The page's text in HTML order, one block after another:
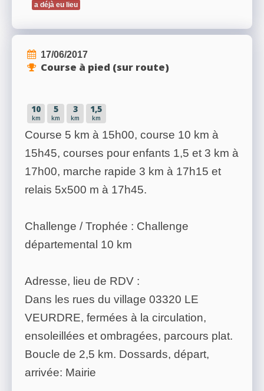
a déjà eu lieu
17/06/2017
Course à pied (sur route)
10
km
5
km
3
km
1,5
km
Course 5 km à 15h00, course 10 km à
15h45, courses pour enfants 1,5 et 3 km à
17h00, marche rapide 3 km à 17h15 et
relais 5x500 m à 17h45.
Challenge / Trophée : Challenge
départemental 10 km
Adresse, lieu de RDV :
Dans les rues du village 03320 LE
VEURDRE, fermées à la circulation,
ensoleillées et ombragées, parcours plat.
Boucle de 2,5 km. Dossards, départ,
arrivée: Mairie